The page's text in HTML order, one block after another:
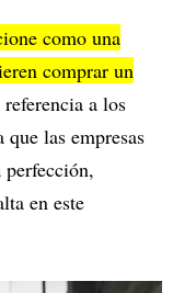
como una
comprar un
a los
las empresas
en este